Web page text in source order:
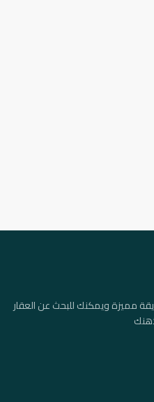
مميزة ويمكنك للبحث عن العقار